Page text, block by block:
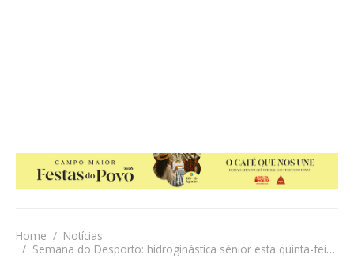
Home
Notícias
Semana do Desporto: hidroginástica sénior esta quinta-feira em Campo Maior